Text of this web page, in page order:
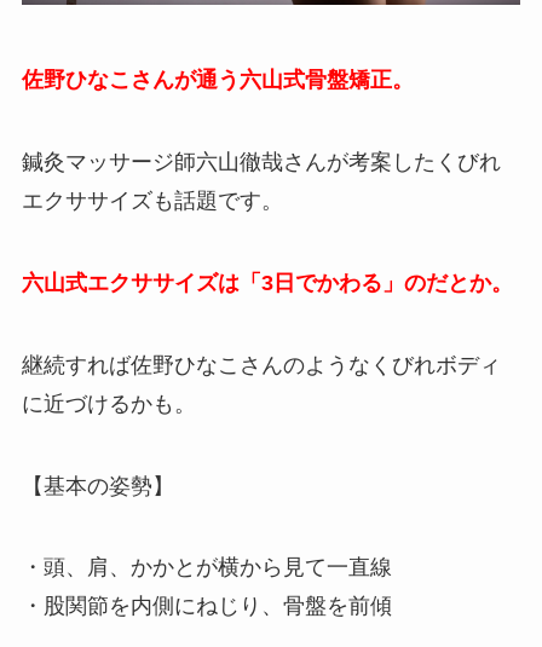
佐野ひなこさんが通う六山式骨盤矯正。
鍼灸マッサージ師六山徹哉さんが考案したくびれ
エクササイズも話題です。
六山式エクササイズは「3日でかわる」のだとか。
継続すれば佐野ひなこさんのようなくびれボディ
に近づけるかも。
【基本の姿勢】
・頭、肩、かかとが横から見て一直線
・股関節を内側にねじり、骨盤を前傾